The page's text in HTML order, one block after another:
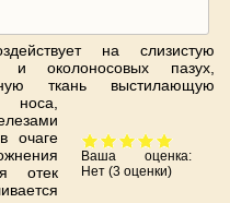
Ваша оценка:
Нет (3оценки)
на слизистую
и околоносовых пазух,
ткань выстилающую
носа,
очаге
отек